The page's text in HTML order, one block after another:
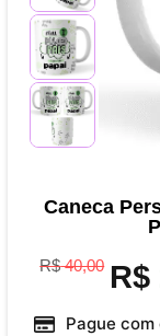
Caneca
R$40,00 R$
Pague